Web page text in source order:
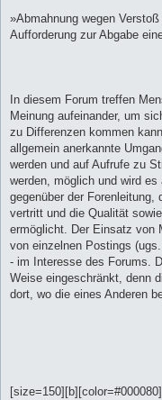
»Abmahnung wegen
Aufforderung zur Abgabe
In diesem Forum treffen
Meinung aufeinander, um
zu Differenzen kommen
allgemein anerkannte
werden und auf Aufrufe zu
werden, möglich und wird
gegenüber der
vertritt und die Qualität
ermöglicht. Der Einsatz von
von einzelnen Postings
- im Interesse des Forums.
Weise eingeschränkt, denn
dort, wo die eines Anderen